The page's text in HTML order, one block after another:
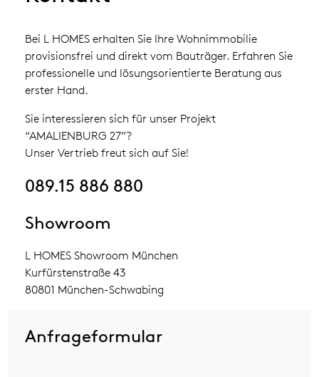
Bei L HOMES erhalten Sie Ihre Wohnimmobilie
provisionsfrei und direkt vom Bauträger. Erfahren Sie
professionelle und lösungsorientierte Beratung aus
erster Hand.
Sie interessieren sich für unser Projekt
“AMALIENBURG 27”?
Unser Vertrieb freut sich auf Sie!
089.15 886 880
Showroom
L HOMES Showroom München
Kurfürstenstraße 43
80801 München-Schwabing
Anfrageformular